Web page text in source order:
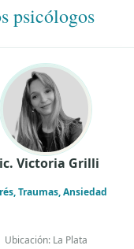
psicólogos
Victoria Grilli
Traumas, Ansiedad
Ubicación: La Plata